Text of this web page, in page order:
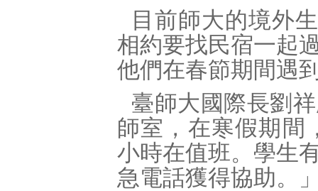
目前師大的境外
相約要找民宿一起
他們在春節期間遇
臺師大國際長劉
師室，在寒假期間
小時在值班。學生
急電話獲得協助。